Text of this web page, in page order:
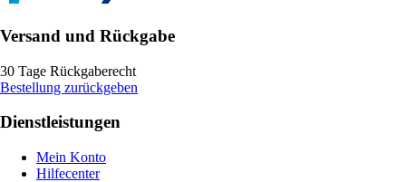
Versand und Rückgabe
30 Tage Rückgaberecht
Bestellung zurückgeben
Dienstleistungen
Mein Konto
Hilfecenter